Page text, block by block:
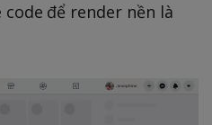
code để render nền là